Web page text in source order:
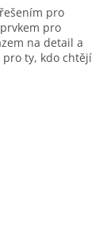
pro
pro
na detail a
ty, kdo chtějí